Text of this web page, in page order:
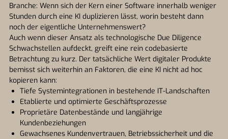
Branche: Wenn sich der Kern einer Software innerhalb weniger
Stunden durch eine KI duplizieren lässt, worin besteht dann
noch der eigentliche Unternehmenswert?
Auch wenn dieser Ansatz als technologische Due Diligence
Schwachstellen aufdeckt, greift eine rein codebasierte
Betrachtung zu kurz. Der tatsächliche Wert digitaler Produkte
bemisst sich weiterhin an Faktoren, die eine KI nicht ad hoc
kopieren kann:
Tiefe Systemintegrationen in bestehende IT-Landschaften
Etablierte und optimierte Geschäftsprozesse
Proprietäre Datenbestände und langjährige
Kundenbeziehungen
Gewachsenes Kundenvertrauen, Betriebssicherheit und die